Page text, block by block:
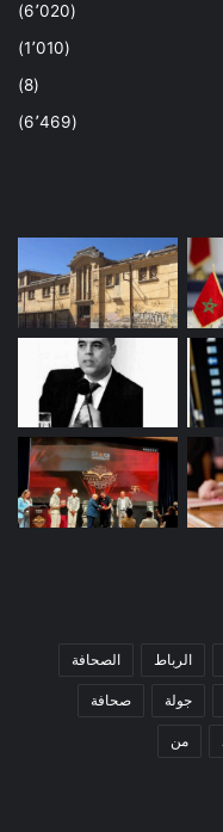
(6٬020)
(1٬010)
(8)
(6٬469)
الرباط الصحافة
جولة صحافة
من